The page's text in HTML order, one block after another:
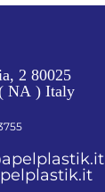
2 80025
NA ) Italy